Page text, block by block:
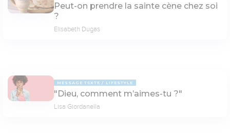
Peut-on prendre la sainte cène chez soi
?
Elisabeth Dugas
MESSAGE TEXTE LIFESTYLE
"Dieu, comment m’aimes-tu ?"
Lisa Giordanella